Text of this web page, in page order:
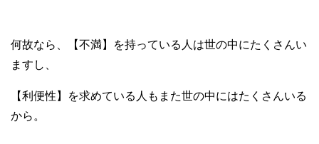
何故なら、【不満】を持っている人は世の中にたくさんい
ますし、
【利便性】を求めている人もまた世の中にはたくさんいる
から。